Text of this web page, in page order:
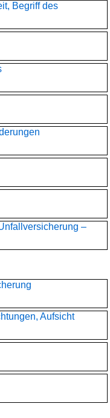
Begriff des
–
Aufsicht